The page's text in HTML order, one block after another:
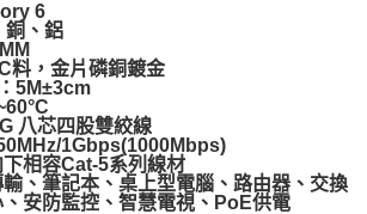
6
銅、鋁
料，金片磷銅鍍金
5M±3cm
八芯四股雙絞線
1Gbps(1000Mbps)
下相容Cat-5系列線材
輸、筆記本、桌上型電腦、路由器、交換
安防監控、智慧電視、PoE供電